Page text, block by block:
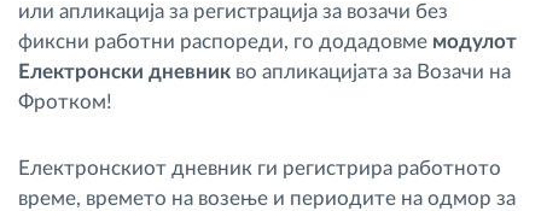
или апликација за регистрација за возачи без
фиксни работни распореди, го додадовме модулот
Електронски дневник во апликацијата за Возачи на
Фротком!
Електронскиот дневник ги регистрира работното
време, времето на возење и периодите на одмор за